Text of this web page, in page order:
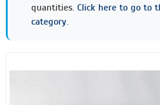
quantities. Click here to go to
category.